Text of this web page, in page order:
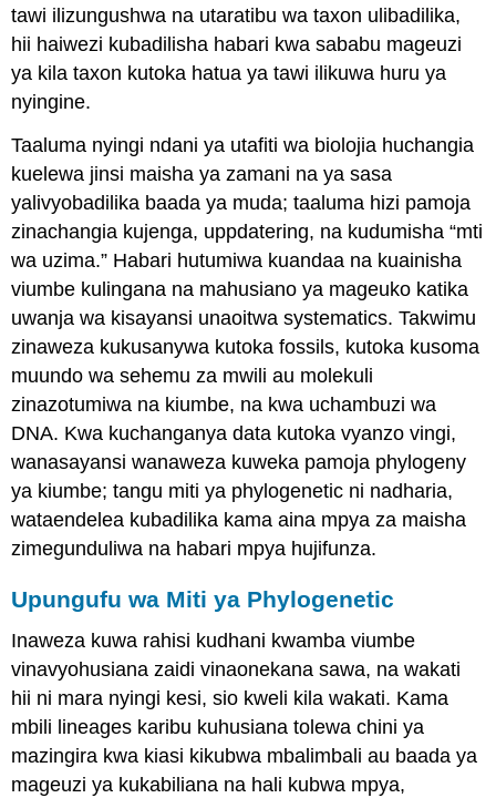
tawi ilizungushwa na utaratibu wa taxon ulibadilika,
hii haiwezi kubadilisha habari kwa sababu mageuzi
ya kila taxon kutoka hatua ya tawi ilikuwa huru ya
nyingine.
Taaluma nyingi ndani ya utafiti wa biolojia huchangia
kuelewa jinsi maisha ya zamani na ya sasa
yalivyobadilika baada ya muda; taaluma hizi pamoja
zinachangia kujenga, uppdatering, na kudumisha “mti
wa uzima.” Habari hutumiwa kuandaa na kuainisha
viumbe kulingana na mahusiano ya mageuko katika
uwanja wa kisayansi unaoitwasystematics. Takwimu
zinaweza kukusanywa kutoka fossils, kutoka kusoma
muundo wa sehemu za mwili au molekuli
zinazotumiwa na kiumbe, na kwa uchambuzi wa
DNA. Kwa kuchanganya data kutoka vyanzo vingi,
wanasayansi wanaweza kuweka pamoja phylogeny
ya kiumbe; tangu miti ya phylogenetic ni nadharia,
wataendelea kubadilika kama aina mpya za maisha
zimegunduliwa na habari mpya hujifunza.
Upungufu wa Miti ya Phylogenetic
Inaweza kuwa rahisi kudhani kwamba viumbe
vinavyohusiana zaidi vinaonekana sawa, na wakati
hii ni mara nyingi kesi, sio kweli kila wakati. Kama
mbili lineages karibu kuhusiana tolewa chini ya
mazingira kwa kiasi kikubwa mbalimbali au baada ya
mageuzi ya kukabiliana na hali kubwa mpya,